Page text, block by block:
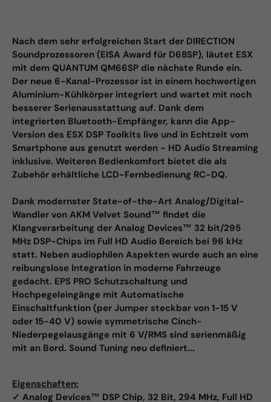
Nach dem sehr erfolgreichen Start der DIRECTION
Soundprozessoren (EISA Award für D68SP), läutet ESX
mit dem QUANTUM QM66SP die nächste Runde ein.
Der neue 6-Kanal-Prozessor ist in einem hochwertigen
Aluminium-Kühlkörper integriert und wartet mit noch
besserer Serienausstattung auf. Dank dem
integrierten Bluetooth-Empfänger, kann die App-
Version des ESX DSP Toolkits live und in Echtzeit vom
Smartphone aus genutzt werden - HD Audio Streaming
inklusive. Weiteren Bedienkomfort bietet die als
Zubehör erhältliche LCD-Fernbedienung RC-DQ.
Dank modernster State-of-the-Art Analog/Digital-
Wandler von AKM Velvet Sound™ findet die
Klangverarbeitung der Analog Devices™ 32 bit/295
MHz DSP-Chips im Full HD Audio Bereich bei 96 kHz
statt. Neben audiophilen Aspekten wurde auch an eine
reibungslose Integration in moderne Fahrzeuge
gedacht. EPS PRO Schutzschaltung und
Hochpegeleingänge mit Automatische
Einschaltfunktion (per Jumper steckbar von 1-15 V
oder 15-40 V) sowie symmetrische Cinch-
Niederpegelausgänge mit 6 V/RMS sind serienmäßig
mit an Bord. Sound Tuning neu definiert...
Eigenschaften:
✓ Analog Devices™ DSP Chip, 32 Bit, 294 MHz, Full HD